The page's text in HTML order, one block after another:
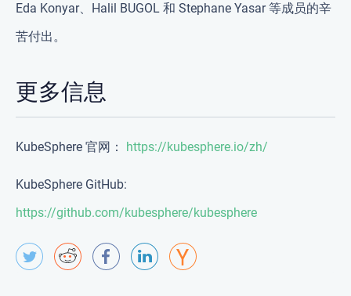
Eda Konyar、Halil BUGOL 和 Stephane Yasar 等成员的辛
苦付出。
更多信息
KubeSphere 官网： https://kubesphere.io/zh/
KubeSphere GitHub:
https://github.com/kubesphere/kubesphere